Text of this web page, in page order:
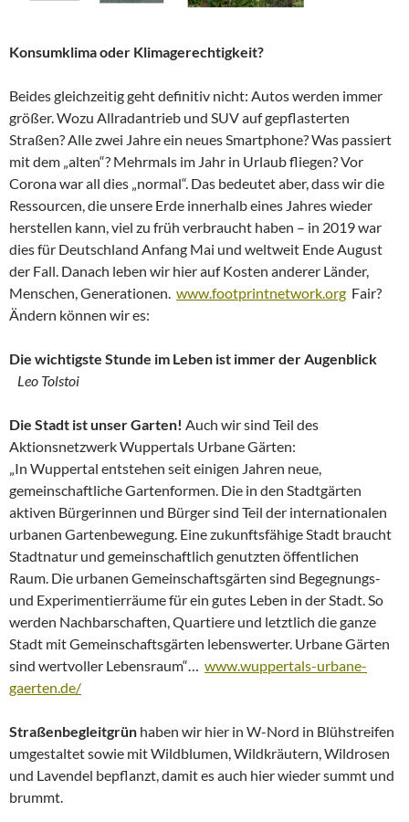
Konsumklima oder Klimagerechtigkeit?
Beides gleichzeitig geht definitiv nicht: Autos werden immer
größer. Wozu Allradantrieb und SUV auf gepflasterten
Straßen? Alle zwei Jahre ein neues Smartphone? Was passiert
mit dem „alten“? Mehrmals im Jahr in Urlaub fliegen? Vor
Corona war all dies „normal“. Das bedeutet aber, dass wir die
Ressourcen, die unsere Erde innerhalb eines Jahres wieder
herstellen kann, viel zu früh verbraucht haben – in 2019 war
dies für Deutschland Anfang Mai und weltweit Ende August
der Fall. Danach leben wir hier auf Kosten anderer Länder,
Menschen, Generationen. www.footprintnetwork.org Fair?
Ändern können wir es:
Die wichtigste Stunde im Leben ist immer der Augenblick
Leo Tolstoi
Die Stadt ist unser Garten! Auch wir sind Teil des
Aktionsnetzwerk Wuppertals Urbane Gärten:
„In Wuppertal entstehen seit einigen Jahren neue,
gemeinschaftliche Gartenformen. Die in den Stadtgärten
aktiven Bürgerinnen und Bürger sind Teil der internationalen
urbanen Gartenbewegung. Eine zukunftsfähige Stadt braucht
Stadtnatur und gemeinschaftlich genutzten öffentlichen
Raum. Die urbanen Gemeinschaftsgärten sind Begegnungs-
und Experimentierräume für ein gutes Leben in der Stadt. So
werden Nachbarschaften, Quartiere und letztlich die ganze
Stadt mit Gemeinschaftsgärten lebenswerter. Urbane Gärten
sind wertvoller Lebensraum“… www.wuppertals-urbane-
gaerten.de/
Straßenbegleitgrün haben wir hier in W-Nord in Blühstreifen
umgestaltet sowie mit Wildblumen, Wildkräutern, Wildrosen
und Lavendel bepflanzt, damit es auch hier wieder summt und
brummt.